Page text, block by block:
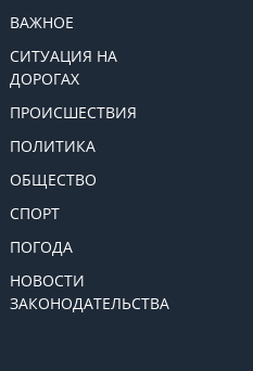
ВАЖНОЕ
СИТУАЦИЯ НА
ДОРОГАХ
ПРОИСШЕСТВИЯ
ПОЛИТИКА
ОБЩЕСТВО
СПОРТ
ПОГОДА
НОВОСТИ
ЗАКОНОДАТЕЛЬСТВА